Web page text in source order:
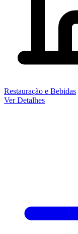
Restauração e Bebidas
Ver Detalhes